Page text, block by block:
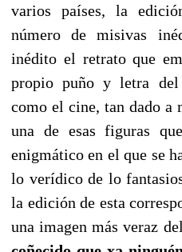
varios países, la
número de misivas
inédito el retrato que
propio puño y letra
como el cine, tan dado a
una de esas figuras
enigmático en el que se
lo verídico de lo
la edición de esta
una imagen más veraz